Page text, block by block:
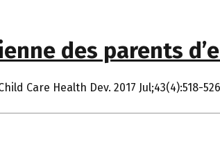
des parents
Care Health Dev. 2017 Jul;43(4):518-